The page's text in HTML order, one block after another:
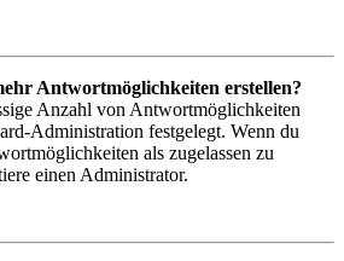
Antwortmöglichkeiten erstellen?
Anzahl von Antwortmöglichkeiten
Administration festgelegt. Wenn du
als zugelassen zu
einen Administrator.